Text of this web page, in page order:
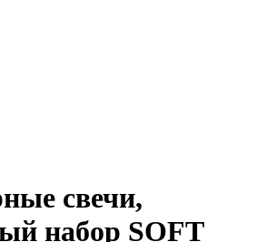
свечи,
набор SOFT